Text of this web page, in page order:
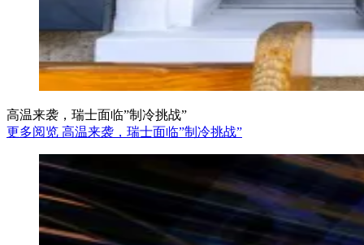
高温来袭，瑞士面临”制冷挑战”
更多阅览 高温来袭，瑞士面临”制冷挑战”